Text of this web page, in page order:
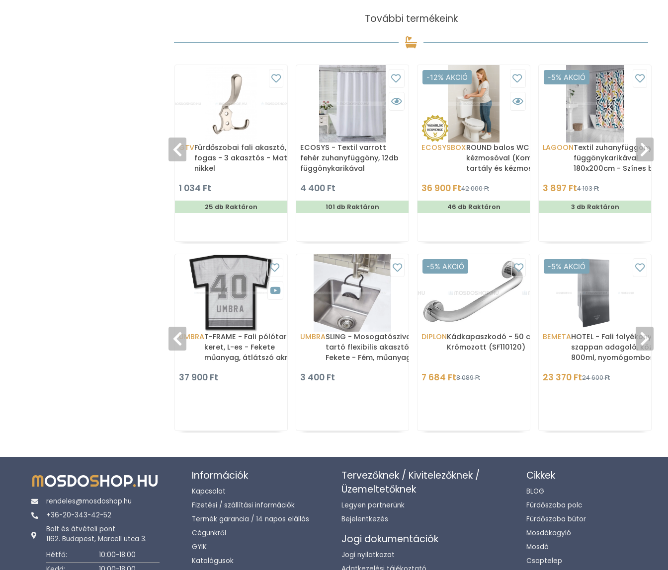
További termékeink
GTVFürdőszobai fali akasztó,
fogas - 3 akasztós - Matt
nikkel
1 034 Ft
25 db Raktáron
ECOSYS - Textil varrott
fehér zuhanyfüggöny, 12db
függönykarikával
4 400 Ft
101 db Raktáron
-12% AKCIÓ
ECOSYSBOXROUND balos WC tartály
kézmosóval (Kombi WC
tartály és kézmosó)
36 900 Ft42 000 Ft
46 db Raktáron
-5% AKCIÓ
LAGOONTextil zuhanyfüggöny
függönykarikával
180x200cm - Színes
3 897 Ft4 103 Ft
3 db Raktáron
UMBRAT-FRAME - Fali pólótartó
keret, L-es - Fekete
műanyag, átlátszó akril
37 900 Ft
UMBRASLING - Mosogatószivacs
tartó flexibilis akasztóval -
Fekete - Fém, műanyag
3 400 Ft
-5% AKCIÓ
DIPLONKádkapaszkodó - 50 cm -
Krómozott (SF110120)
7 684 Ft8 089 Ft
-5% AKCIÓ
BEMETAHOTEL - Fali folyékony
szappan adagoló,
800ml, nyomógombos -
(106109085)
23 370 Ft24 600 Ft
MOSDOSHOP.HU
rendeles@mosdoshop.hu
+36-20-343-42-52
Bolt és átvételi pont
1162. Budapest, Marcell utca 3.
Hétfő:
10:00-18:00
Információk
Kapcsolat
Fizetési / szállítási információk
Termék garancia / 14 napos elállás
Cégünkről
GYIK
Katalógusok
Tervezőknek / Kivitelezőknek /
Üzemeltetőknek
Legyen partnerünk
Bejelentkezés
Jogi dokumentációk
Jogi nyilatkozat
Cikkek
BLOG
Fürdőszoba polc
Fürdőszoba bútor
Mosdókagyló
Mosdó
Csaptelep